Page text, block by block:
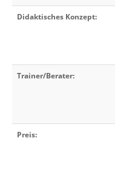
Didaktisches Konzept:
Trainer/Berater:
Preis: